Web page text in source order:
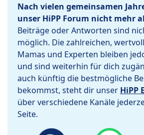
Nach vielen gemeinsamen
unser HiPP Forum nicht mehr
Beiträge oder Antworten sind
möglich. Die zahlreichen,
Mamas und Experten bleiben
und sind weiterhin für dich
auch künftig die bestmögliche
bekommst, steht dir unser HiPP
über verschiedene Kanäle
Seite.